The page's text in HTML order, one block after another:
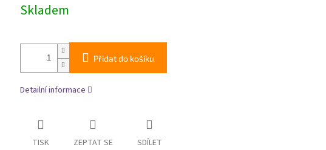
cena:
Skladem
Přidat do košíku
Detailní informace
TISK ZEPTAT SE SDÍLET